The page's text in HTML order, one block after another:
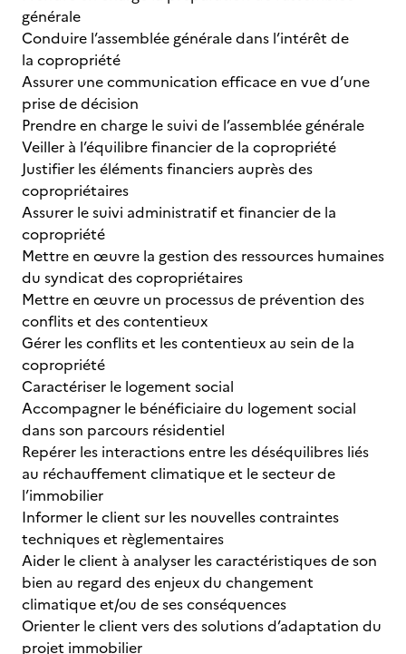
générale
Conduire l’assemblée générale dans l’intérêt de
la copropriété
Assurer une communication efficace en vue d’une
prise de décision
Prendre en charge le suivi de l’assemblée générale
Veiller à l’équilibre financier de la copropriété
Justifier les éléments financiers auprès des
copropriétaires
Assurer le suivi administratif et financier de la
copropriété
Mettre en œuvre la gestion des ressources humaines
du syndicat des copropriétaires
Mettre en œuvre un processus de prévention des
conflits et des contentieux
Gérer les conflits et les contentieux au sein de la
copropriété
Caractériser le logement social
Accompagner le bénéficiaire du logement social
dans son parcours résidentiel
Repérer les interactions entre les déséquilibres liés
au réchauffement climatique et le secteur de
l’immobilier
Informer le client sur les nouvelles contraintes
techniques et règlementaires
Aider le client à analyser les caractéristiques de son
bien au regard des enjeux du changement
climatique et/ou de ses conséquences
Orienter le client vers des solutions d’adaptation du
projet immobilier